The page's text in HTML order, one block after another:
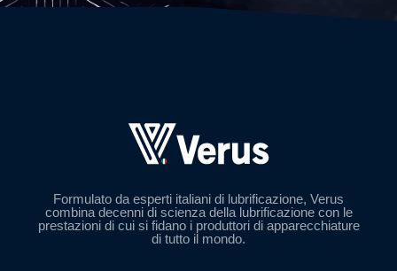
Formulato da esperti italiani di lubrificazione, Verus
combina decenni di scienza della lubrificazione con le
prestazioni di cui si fidano i produttori di apparecchiature
di tutto il mondo.